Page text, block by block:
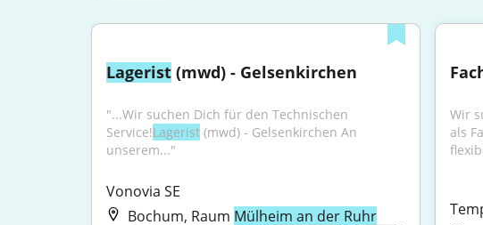
Lagerist (mwd) - Gelsenkirchen
"...Wir suchen Dich für den Technischen
Service!Lagerist (mwd) - Gelsenkirchen An
unserem..."
Vonovia SE
Bochum, Raum Mülheim an der Ruhr
Wir
als